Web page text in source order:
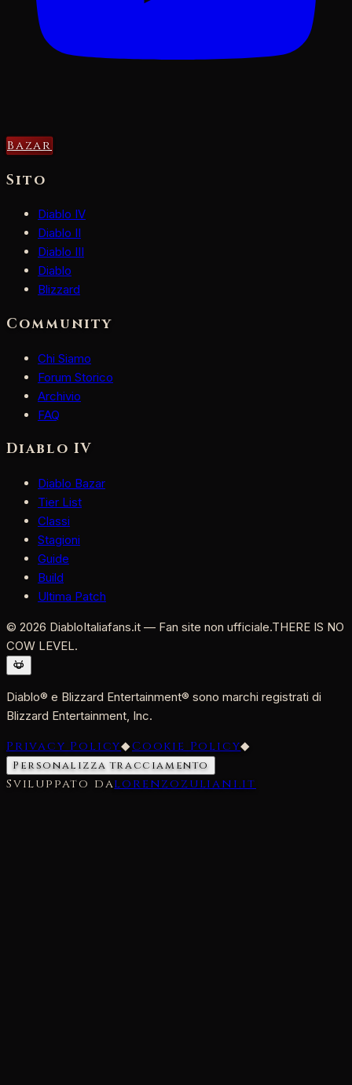
Bazar
Sito
Diablo IV
Diablo II
Diablo III
Diablo
Blizzard
Community
Chi Siamo
Forum Storico
Archivio
FAQ
Diablo IV
Diablo Bazar
Tier List
Classi
Stagioni
Guide
Build
Ultima Patch
© 2026 DiabloItaliafans.it — Fan site non ufficiale.THERE IS NO
COW LEVEL.
Diablo® e Blizzard Entertainment® sono marchi registrati di
Blizzard Entertainment, Inc.
Privacy Policy◆Cookie Policy◆
Personalizza tracciamento
Sviluppato dalorenzozuliani.it